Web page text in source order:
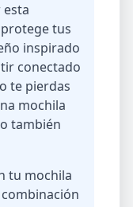
tus
inspirado
conectado
te pierdas
mochila
también
tu mochila